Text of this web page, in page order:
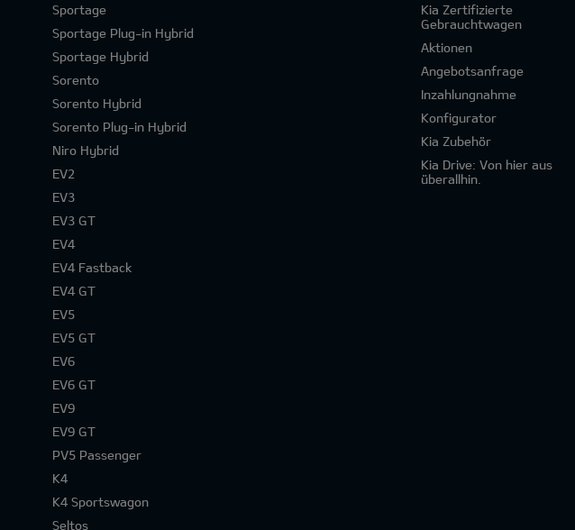
Sportage
Sportage Plug-in Hybrid
Sportage Hybrid
Sorento
Sorento Hybrid
Sorento Plug-in Hybrid
Niro Hybrid
EV2
EV3
EV3 GT
EV4
EV4 Fastback
EV4 GT
EV5
EV5 GT
EV6
EV6 GT
EV9
EV9 GT
PV5 Passenger
K4
K4 Sportswagon
Seltos
Kia Zertifizierte
Gebrauchtwagen
Aktionen
Angebotsanfrage
Inzahlungnahme
Konfigurator
Kia Zubehör
Kia Drive: Von hier aus
überallhin.